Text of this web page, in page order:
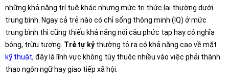
những khả năng trí tuệ khác nhưng mức tri thức lại thường dưới
trung bình. Ngay cả trẻ nào có chỉ sống thông minh (IQ) ở mức
trung bình thì cũng thiếu khả năng nói câu phức tạp hay có nghĩa
bóng, trừu tượng. Trẻ tự kỷ thường tỏ ra có khả năng cao về mặt
kỹ thuật, đây là lĩnh vực không tùy thuộc nhiều vào việc phải thành
thạo ngôn ngữ hay giao tiếp xã hội.